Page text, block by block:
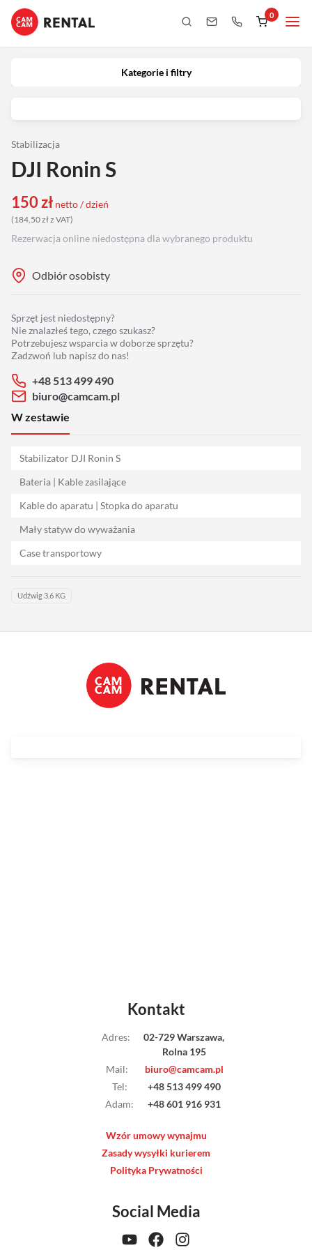
0
Kategorie i filtry
Stabilizacja
DJI Ronin S
150zł netto / dzień
(184,50złz VAT)
Rezerwacja online niedostępna dla wybranego produktu
Odbiór osobisty
Sprzęt jest niedostępny?
Nie znalazłeś tego, czego szukasz?
Potrzebujesz wsparcia w doborze sprzętu?
Zadzwoń lub napisz do nas!
+48 513 499 490
biuro@camcam.pl
W zestawie
Stabilizator DJI Ronin S
Bateria | Kable zasilające
Kable do aparatu | Stopka do aparatu
Mały statyw do wyważania
Case transportowy
Udźwig 3.6 KG
Kategorie i filtry
Obiektywy
Oświetlenie
Podgląd
Laptopy
Adaptery
Drony
Platformy 360
Grip
Hot Head
Stabilizacja
Kontakt
Adres:
02-729 Warszawa,
Rolna 195
Mail:
biuro@camcam.pl
Tel:
+48 513 499 490
Adam: +48 601 916 931
Wzór umowy wynajmu
Zasady wysyłki kurierem
Polityka Prywatności
Social Media